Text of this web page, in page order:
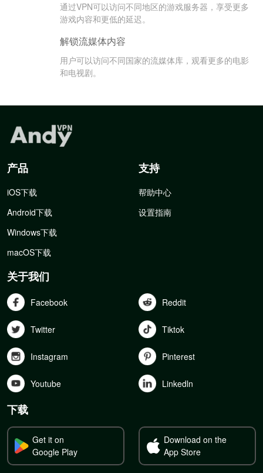
通过VPN可以访问不同地区的游戏服务器，享受更多
游戏内容和更低的延迟。
解锁流媒体内容
用户可以访问不同国家的流媒体库，观看更多的电影
和电视剧。
产品
iOS下载
Android下载
Windows下载
macOS下载
支持
帮助中心
设置指南
关于我们
Facebook Reddit
Twitter Tiktok
Instagram Pinterest
Youtube Linkedln
下载
Get it on
Google Play
Download on the
App Store